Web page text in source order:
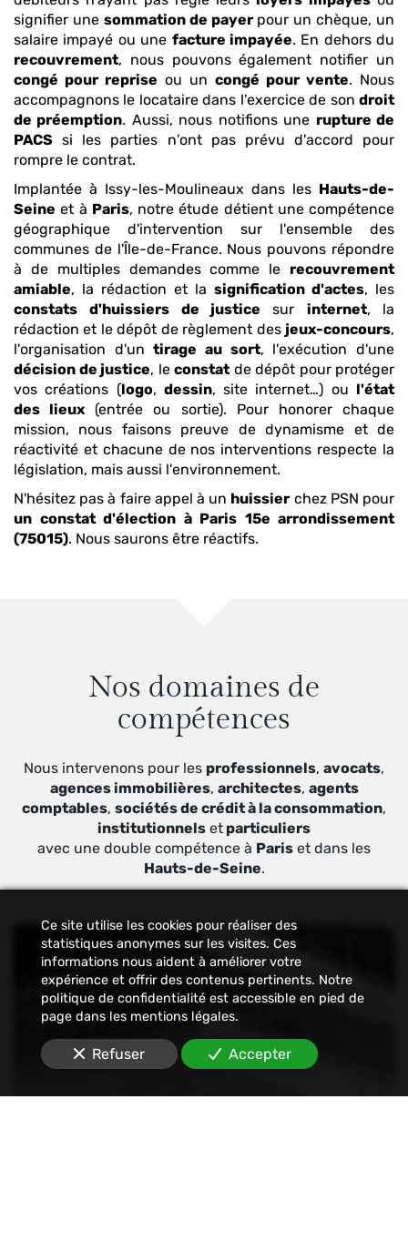
signifier une sommation de payerpour un chèque, un
salaire impayé ou une facture impayée. En dehors du
recouvrement, nous pouvons également notifier un
congé pour reprise ou un congé pour vente. Nous
accompagnons le locataire dans l'exercice de son droit
de préemption. Aussi, nous notifions une rupture de
PACS si les parties n'ont pas prévu d'accord pour
rompre le contrat.
Implantée à Issy-les-Moulineaux dans les Hauts-de-
Seine et à Paris, notre étude détient une compétence
géographique d'intervention sur l'ensemble des
communes de l'Île-de-France. Nous pouvons répondre
à de multiples demandes comme le recouvrement
amiable, la rédaction et la signification d'actes, les
constats
d'huissiers de justice sur internet, la
rédaction et le dépôt de règlement des jeux-concours,
l'organisation d'untirage au sort, l'exécution d'une
décision de justice, le constat de dépôt pour protéger
vos créations (logo, dessin, site internet…) ou l'état
des lieux (entrée ou sortie). Pour honorer chaque
mission, nous faisons preuve de dynamisme et de
réactivité et chacune de nos interventions respecte la
législation, mais aussi l'environnement.
N'hésitez pas à faire appel à un huissier chez PSN pour
un constat d'élection à Paris 15e arrondissement
(75015). Nous saurons être réactifs.
Nos domaines de
compétences
Nous intervenons pour les professionnels, avocats,
agences immobilières, architectes, agents
comptables, sociétés de crédit à la consommation,
institutionnels et particuliers
avec une double compétence à Paris et dans les
Hauts-de-Seine.
Ce site utilise les cookies pour réaliser des
statistiques anonymes sur les visites. Ces
informations nous aident à améliorer votre
expérience et offrir des contenus pertinents. Notre
politique de confidentialité est accessible en pied de
page dans les mentions légales.
Refuser Accepter